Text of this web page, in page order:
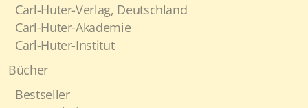
Carl-Huter-Verlag, Deutschland
Carl-Huter-Akademie
Carl-Huter-Institut
Bücher
Bestseller